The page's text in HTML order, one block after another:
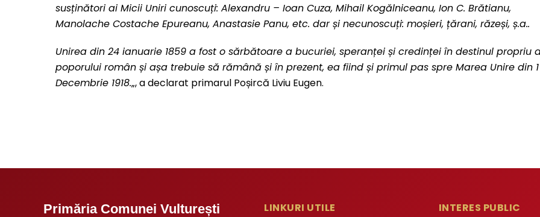
susținători ai Micii Uniri cunoscuți: Alexandru – Ioan Cuza, Mihail Kogălniceanu, Ion C. Brătianu,
Manolache Costache Epureanu, Anastasie Panu, etc. dar și necunoscuți: moșieri, țărani, răzeși, ș.a..
Unirea din 24 ianuarie 1859 a fost o sărbătoare a bucuriei, speranței și credinței în destinul propriu
poporului român și așa trebuie să rămână și în prezent, ea fiind și primul pas spre Marea Unire din 1
Decembrie 1918.„, a declarat primarul Poșircă Liviu Eugen.
Primăria Comunei Vulturești LINKURI UTILE INTERES PUBLIC